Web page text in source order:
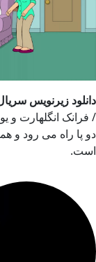
زیرنویس سریال
انگلهارت و
پا راه می رود و